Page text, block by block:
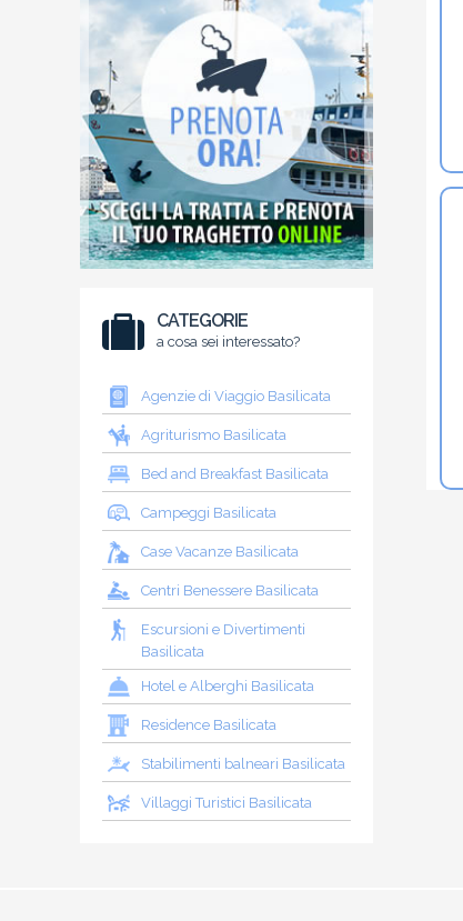
CATEGORIE
a cosa sei interessato?
Agenzie di Viaggio Basilicata
Agriturismo Basilicata
Bed and Breakfast Basilicata
Campeggi Basilicata
Case Vacanze Basilicata
Centri Benessere Basilicata
Escursioni e Divertimenti
Basilicata
Hotel e Alberghi Basilicata
Residence Basilicata
Stabilimenti balneari Basilicata
Villaggi Turistici Basilicata